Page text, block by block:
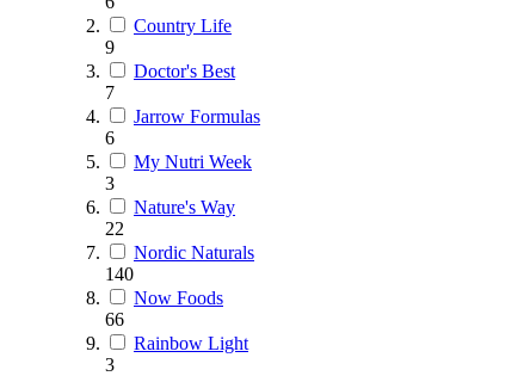
Country Life
9
Doctor's Best
7
Jarrow Formulas
6
My Nutri Week
3
Nature's Way
22
Nordic Naturals
140
Now Foods
66
Rainbow Light
3